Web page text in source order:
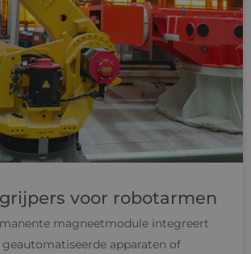
voor robotarmen
magneetmodule integreert
apparaten of